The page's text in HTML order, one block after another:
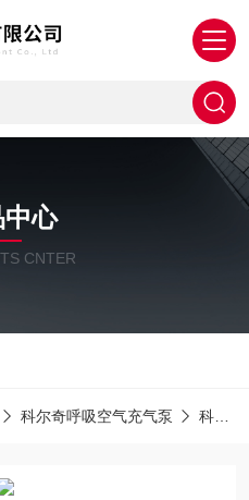
中心
CNTER
科尔奇呼吸空气充气泵 科尔奇充气泵